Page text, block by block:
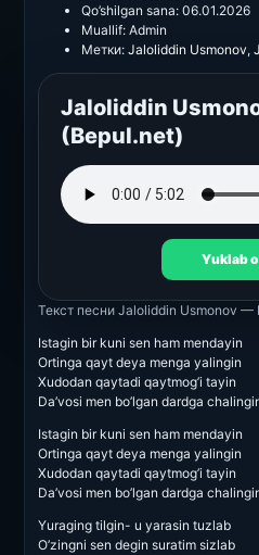
Qo’shilgan sana: 06.01.2026
Muallif: Admin
Метки: Jaloliddin Usmonov,
Jaloliddin
(Bepul.net)
Yuklab
Текст песни Jaloliddin Usmonov —
Istagin bir kuni sen ham mendayin
Ortinga qayt deya menga yalingin
Xudodan qaytadi qaytmog’i tayin
Da’vosi men bo’lgan dardga
Istagin bir kuni sen ham mendayin
Ortinga qayt deya menga yalingin
Xudodan qaytadi qaytmog’i tayin
Da’vosi men bo’lgan dardga
Yuraging tilgin- u yarasin tuzlab
O’zingni sen degin suratim sizlab